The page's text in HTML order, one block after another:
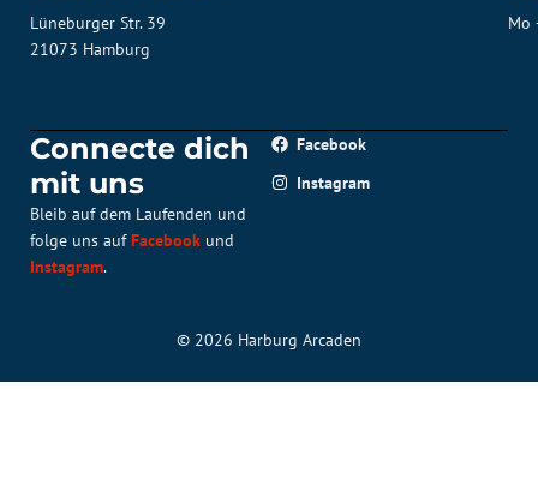
Lüneburger Str. 39
21073 Hamburg
Mo
Connecte dich
mit uns
Bleib auf dem Laufenden und
folge uns aufFacebook und
Instagram.
Facebook
Instagram
© 2026 Harburg Arcaden